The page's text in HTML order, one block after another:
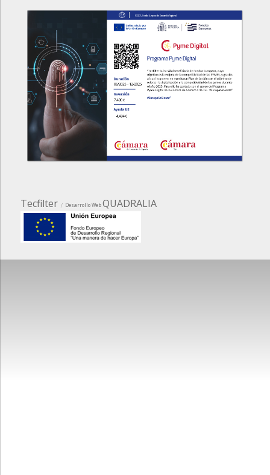
Tecfilter Desarrollo WebQUADRALIA